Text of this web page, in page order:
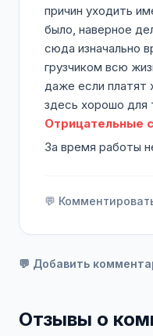
причин уходить
было, наверное
сюда изначально
грузчиком всю
даже если платят
здесь хорошо для
Отрицательные
За время работы
💬
💬 Добавить
Отзывы о